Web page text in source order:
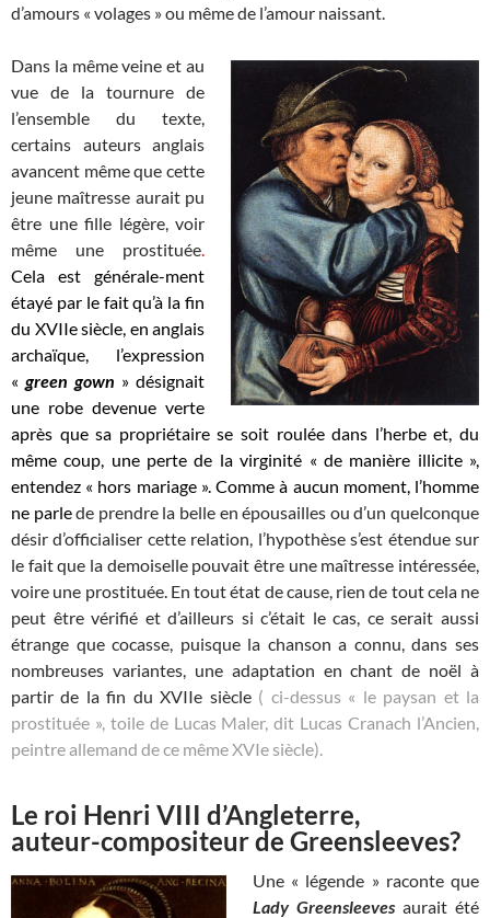
d’amours « volages » ou même de l’amour naissant.
Dans la même veine et au
vue de la tournure de
l’ensemble du texte,
certains auteurs anglais
avancent même que cette
jeune maîtresse aurait pu
être une fille légère, voir
même une prostituée
Cela est générale-ment
étayé par le fait qu’à la fin
du XVIIe siècle, en anglais
archaïque, l’expression
« green gown » désignait
une robe devenue verte
après que sa propriétaire se soit roulée dans l’herbe et, du
même coup, une perte de la virginité « de manière illicite »,
entendez « hors mariage ».Comme à aucun moment, l’homme
ne parlede prendre la belle en épousailles ou d’un quelconque
désir d’officialiser cette relation, l’hypothèse s’est étendue sur
le fait que la demoiselle pouvait être une maîtresse intéressée,
voire une prostituée. En tout état de cause, rien de tout cela ne
peut être vérifié et d’ailleurs si c’était le cas, ce serait aussi
étrange que cocasse, puisque la chanson a connu, dans ses
nombreuses variantes, une adaptation en chant de noël à
partir de la fin du XVIIe siècle ( ci-dessus « le paysan et la
prostituée », toile de Lucas Maler, dit Lucas Cranach l’Ancien,
peintre allemand de ce même XVIe siècle).
Le roi Henri VIII d’Angleterre,
auteur-compositeur de Greensleeves?
Une « légende » raconte que
Lady Greensleeves aurait été